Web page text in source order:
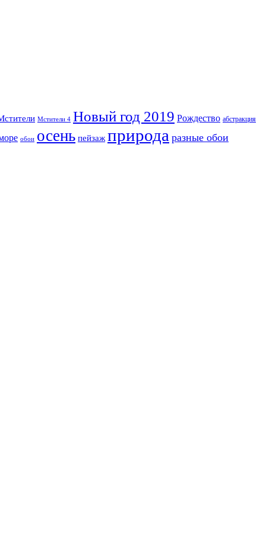
Мстители 4 Новый год 2019 Рождество абстракция
обои осень пейзаж природа разные обои